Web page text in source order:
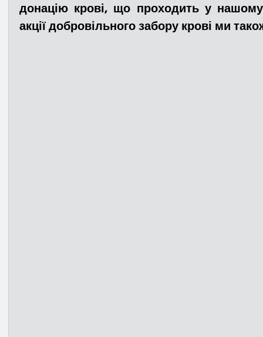
донацію крові, що проходить у нашому
акції добровільного забору крові ми